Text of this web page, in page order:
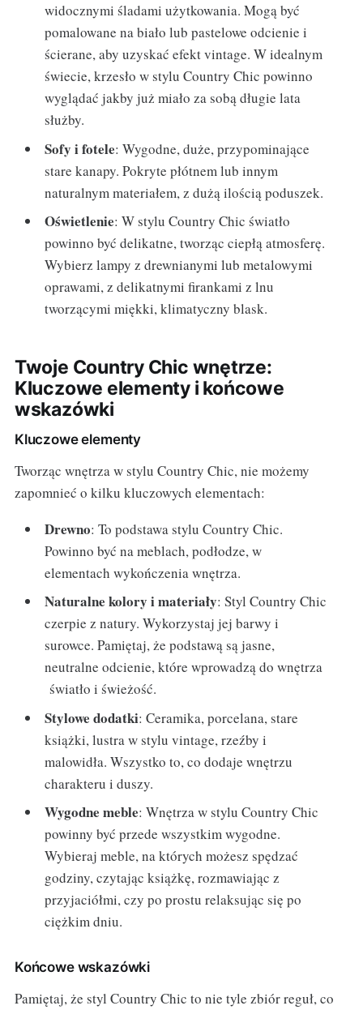
widocznymi śladami użytkowania. Mogą być
pomalowane na biało lub pastelowe odcienie i
ścierane, aby uzyskać efekt vintage. W idealnym
świecie, krzesło w stylu Country Chic powinno
wyglądać jakby już miało za sobą długie lata
służby.
Sofy i fotele: Wygodne, duże, przypominające
stare kanapy. Pokryte płótnem lub innym
naturalnym materiałem, z dużą ilością poduszek.
Oświetlenie: W stylu Country Chic światło
powinno być delikatne, tworząc ciepłą atmosferę.
Wybierz lampy z drewnianymi lub metalowymi
oprawami, z delikatnymi firankami z lnu
tworzącymi miękki, klimatyczny blask.
Twoje Country Chic wnętrze:
Kluczowe elementy i końcowe
wskazówki
Kluczowe elementy
Tworząc wnętrza w stylu Country Chic, nie możemy
zapomnieć o kilku kluczowych elementach:
Drewno: To podstawa stylu Country Chic.
Powinno być na meblach, podłodze, w
elementach wykończenia wnętrza.
Naturalne kolory i materiały: Styl Country Chic
czerpie z natury. Wykorzystaj jej barwy i
surowce. Pamiętaj, że podstawą są jasne,
neutralne odcienie, które wprowadzą do wnętrza
światło i świeżość.
Stylowe dodatki: Ceramika, porcelana, stare
książki, lustra w stylu vintage, rzeźby i
malowidła. Wszystko to, co dodaje wnętrzu
charakteru i duszy.
Wygodne meble: Wnętrza w stylu Country Chic
powinny być przede wszystkim wygodne.
Wybieraj meble, na których możesz spędzać
godziny, czytając książkę, rozmawiając z
przyjaciółmi, czy po prostu relaksując się po
ciężkim dniu.
Końcowe wskazówki
Pamiętaj, że styl Country Chic to nie tyle zbiór reguł, co